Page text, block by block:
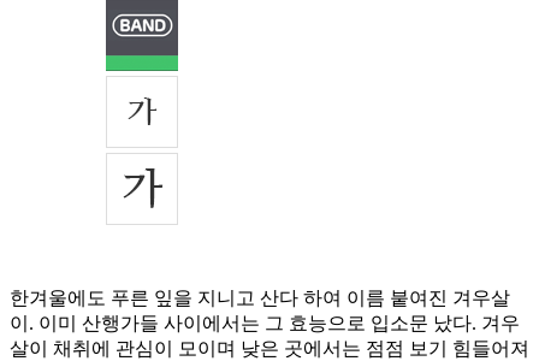
한겨울에도 푸른 잎을 지니고 산다 하여 이름 붙여진 겨우살
이. 이미 산행가들 사이에서는 그 효능으로 입소문 났다. 겨우
살이 채취에 관심이 모이며 낮은 곳에서는 점점 보기 힘들어져